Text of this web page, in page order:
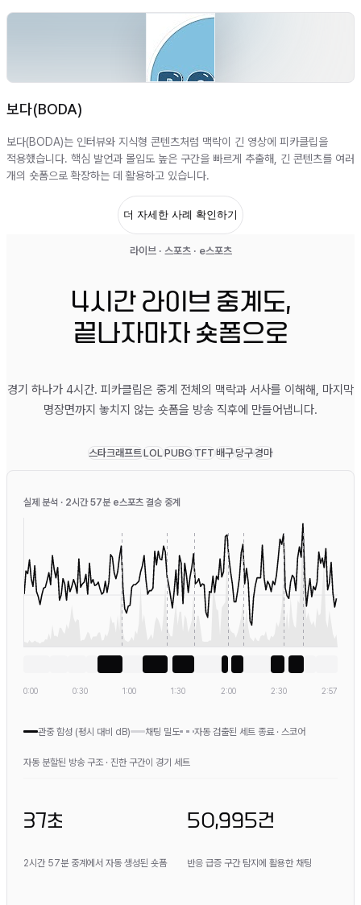
보다(BODA)
보다(BODA)는 인터뷰와 지식형 콘텐츠처럼 맥락이 긴 영상에 피카클립을
적용했습니다. 핵심 발언과 몰입도 높은 구간을 빠르게 추출해, 긴 콘텐츠를 여러
개의 숏폼으로 확장하는 데 활용하고 있습니다.
더 자세한 사례 확인하기
라이브 · 스포츠 · e스포츠
4시간 라이브 중계도,
끝나자마자 숏폼으로
경기 하나가 4시간. 피카클립은 중계 전체의 맥락과 서사를 이해해, 마지막
명장면까지 놓치지 않는 숏폼을 방송 직후에 만들어냅니다.
스타크래프트 LOL PUBG TFT 배구당구경마
실제 분석 · 2시간 57분 e스포츠 결승 중계
0:00 0:30 1:00 1:30 2:00 2:30 2:57
관중 함성 (평시 대비 dB) 채팅 밀도 자동 검출된 세트 종료 · 스코어
자동 분할된 방송 구조 · 진한 구간이 경기 세트
37초
2시간 57분 중계에서 자동 생성된 숏폼
50,995건
반응 급증 구간 탐지에 활용한 채팅